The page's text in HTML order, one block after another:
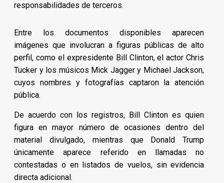
responsabilidades de terceros.
Entre los documentos disponibles aparecen
imágenes que involucran a figuras públicas de alto
perfil, como el expresidente Bill Clinton, el actor Chris
Tucker y los músicos Mick Jagger y Michael Jackson,
cuyos nombres y fotografías captaron la atención
pública.
De acuerdo con los registros, Bill Clinton es quien
figura en mayor número de ocasiones dentro del
material divulgado, mientras que Donald Trump
únicamente aparece referido en llamadas no
contestadas o en listados de vuelos, sin evidencia
directa adicional.